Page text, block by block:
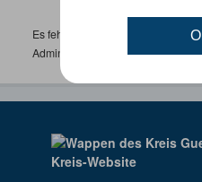
Es fehlen spezifische
Administrator unter: